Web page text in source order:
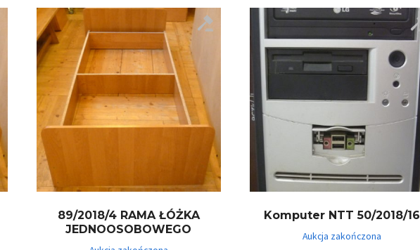
89/2018/4 RAMA ŁÓŻKA
JEDNOOSOBOWEGO
Komputer NTT 50/2018/16
Aukcja zakończona